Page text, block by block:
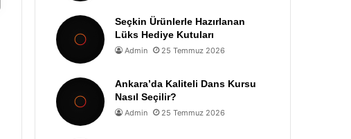
Seçkin Ürünlerle Hazırlanan
Lüks Hediye Kutuları
Admin 25 Temmuz 2026
Ankara’da Kaliteli Dans Kursu
Nasıl Seçilir?
Admin 25 Temmuz 2026